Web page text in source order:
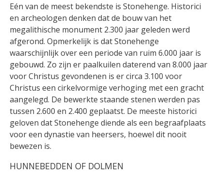
Eén van de meest bekendste is Stonehenge. Historici
en archeologen denken dat de bouw van het
megalithische monument 2.300 jaar geleden werd
afgerond. Opmerkelijk is dat Stonehenge
waarschijnlijk over een periode van ruim 6.000 jaar is
gebouwd. Zo zijn er paalkuilen daterend van 8.000 jaar
voor Christus gevondenen is er circa 3.100 voor
Christus een cirkelvormige verhoging met een gracht
aangelegd. De bewerkte staande stenen werden pas
tussen 2.600 en 2.400 geplaatst. De meeste historici
geloven dat Stonehenge diende als een begraafplaats
voor een dynastie van heersers, hoewel dit nooit
bewezen is.
HUNNEBEDDEN OF DOLMEN